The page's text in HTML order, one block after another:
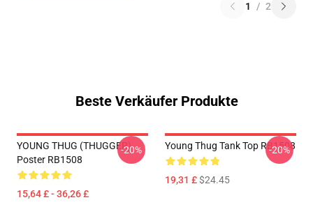
1 / 2
Beste Verkäufer Produkte
YOUNG THUG (THUGGER)
Poster RB1508
15,64 £ - 36,26 £
-20% Young Thug Tank Top RB1508
19,31 £$24.45
-20%